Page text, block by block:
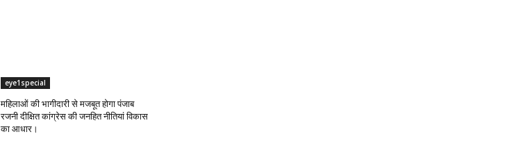
eye1special
महिलाओं की भागीदारी से मजबूत होगा पंजाब
रजनी दीक्षित कांग्रेस की जनहित नीतियां विकास
का आधार।